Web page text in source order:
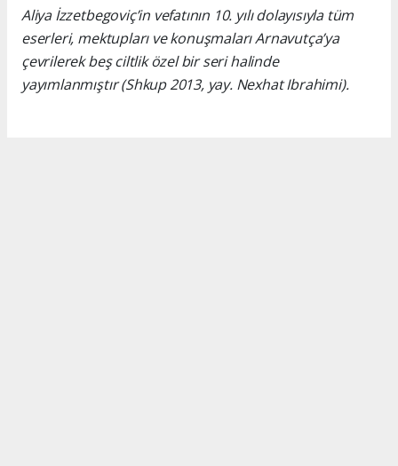
Aliya İzzetbegoviç’in vefatının 10. yılı dolayısıyla tüm
eserleri, mektupları ve konuşmaları Arnavutça’ya
çevrilerek beş ciltlik özel bir seri halinde
yayımlanmıştır (Shkup 2013, yay. Nexhat Ibrahimi).